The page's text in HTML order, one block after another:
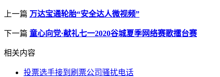
上一篇 万达宝通轮胎“安全达人微视频”
下一篇 童心向党·献礼七一2020谷城夏季网络赛歌擂台赛
相关内容
投票选手接到刷票公司骚扰电话